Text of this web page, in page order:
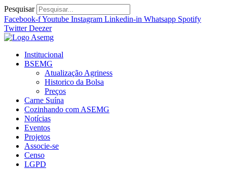
Ir
para
o
conteúdo
Pesquisar
Facebook-fYoutube Instagram Linkedin-in Whatsapp Spotify
Twitter Deezer
Institucional
BSEMG
Atualização Agriness
Historico da Bolsa
Preços
Carne Suína
Cozinhando com ASEMG
Notícias
Eventos
Projetos
Associe-se
Censo
LGPD